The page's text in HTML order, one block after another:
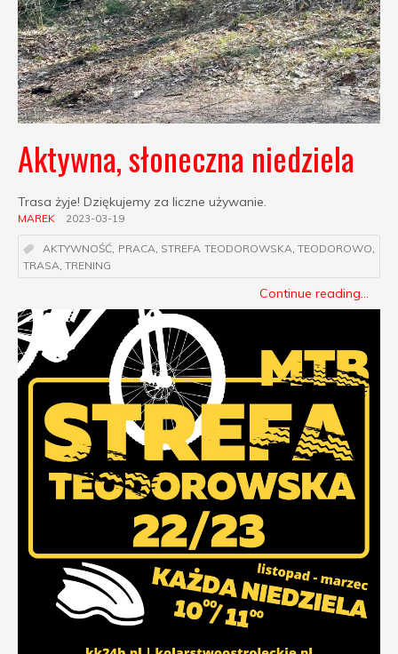
Aktywna, słoneczna niedziela
Trasa żyje! Dziękujemy za liczne używanie.
MAREK 2023-03-19
AKTYWNOŚĆ, PRACA, STREFA TEODOROWSKA, TEODOROWO,
TRASA, TRENING
Continue reading...